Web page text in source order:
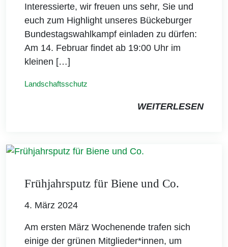
Interessierte, wir freuen uns sehr, Sie und
euch zum Highlight unseres Bückeburger
Bundestagswahlkampf einladen zu dürfen:
Am 14. Februar findet ab 19:00 Uhr im
kleinen […]
Landschaftsschutz
WEITERLESEN
Frühjahrsputz für Biene und Co.
4. März 2024
Am ersten März Wochenende trafen sich
einige der grünen Mitglieder*innen, um